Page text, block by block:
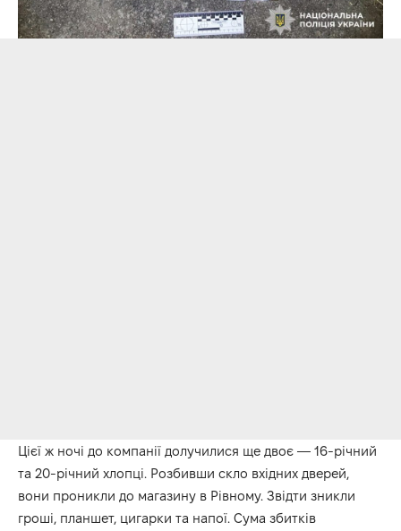
Цієї ж ночі до компанії долучилися ще двоє — 16-річний
та 20-річний хлопці. Розбивши скло вхідних дверей,
вони проникли до магазину в Рівному. Звідти зникли
гроші, планшет, цигарки та напої. Сума збитків